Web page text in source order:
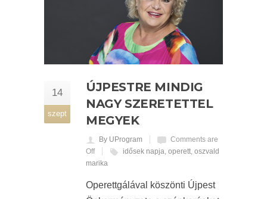
14
szept
ÚJPESTRE MINDIG
NAGY SZERETETTEL
MEGYEK
By UProgram
Comments are
Off
idősek napja, operett, oszvald
marika
Operettgálával köszönti Újpest